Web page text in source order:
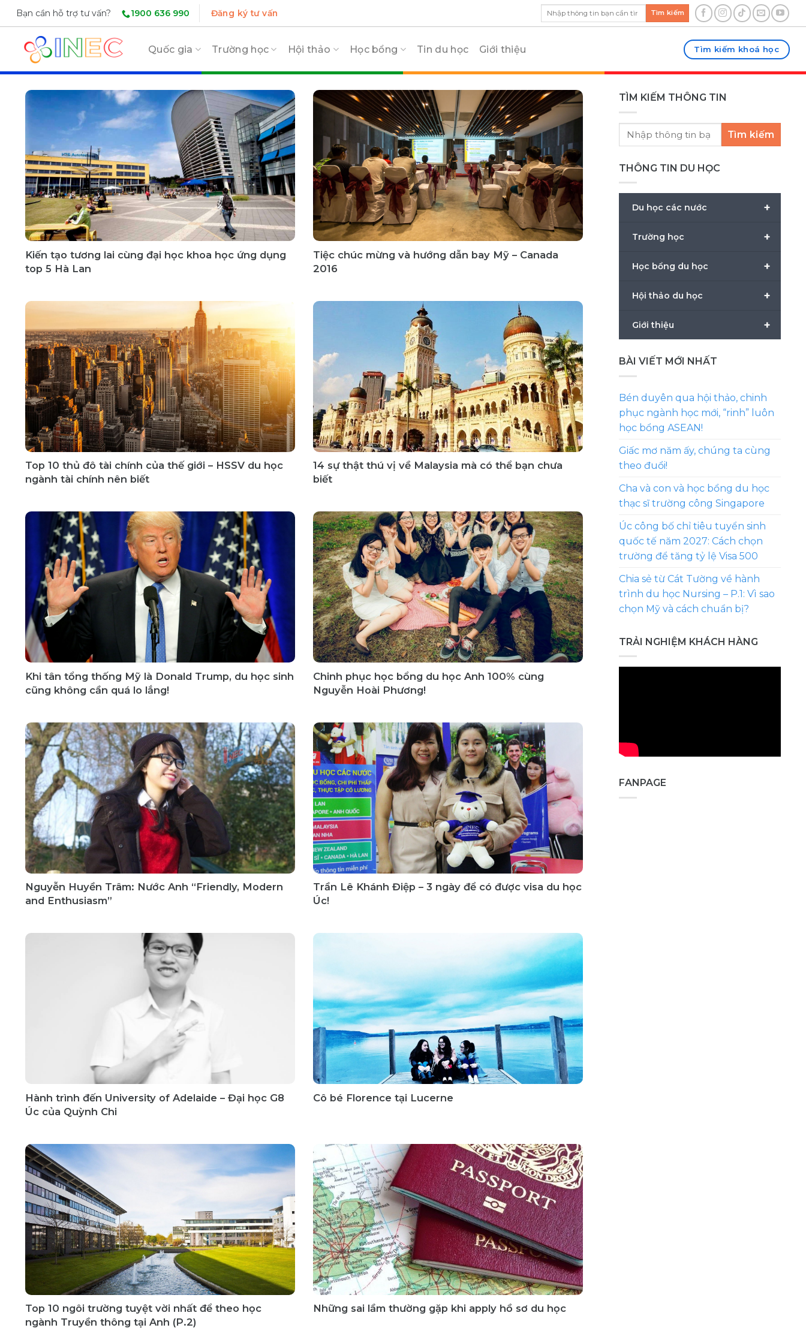
Skip
content
Bạn cần hỗ trợ tư vấn? 1900 636 990 Đăng ký tư vấn Tìm kiếm
Quốc gia Trường học Hội thảo Học bổng Tin du học Giới thiệu Tìm kiếm khoá học
Kiến tạo tương lai cùng đại học khoa học ứng dụng
top 5 Hà Lan
Tiệc chúc mừng và hướng dẫn bay Mỹ – Canada
2016
Top 10 thủ đô tài chính của thế giới – HSSV du học
ngành tài chính nên biết
14 sự thật thú vị về Malaysia mà có thể bạn chưa
biết
Khi tân tổng thống Mỹ là Donald Trump, du học sinh
cũng không cần quá lo lắng!
Chinh phục học bổng du học Anh 100% cùng
Nguyễn Hoài Phương!
Nguyễn Huyền Trâm: Nước Anh “Friendly, Modern
and Enthusiasm”
Trần Lê Khánh Điệp – 3 ngày để có được visa du học
Úc!
Hành trình đến University of Adelaide – Đại học G8
Úc của Quỳnh Chi
Cô bé Florence tại Lucerne
Top 10 ngôi trường tuyệt vời nhất để theo học
ngành Truyền thông tại Anh (P.2)
Những sai lầm thường gặp khi apply hồ sơ du học
TÌM KIẾM THÔNG TIN
Tìm kiếm
THÔNG TIN DU HỌC
+
Du học các nước
+
Trường học
+
Học bổng du học
+
Hội thảo du học
+
Giới thiệu
BÀI VIẾT MỚI NHẤT
Bén duyên qua hội thảo, chinh
phục ngành học mới, “rinh” luôn
học bổng ASEAN!
Giấc mơ năm ấy, chúng ta cùng
theo đuổi!
Cha và con và học bổng du học
thạc sĩ trường công Singapore
Úc công bố chỉ tiêu tuyển sinh
quốc tế năm 2027: Cách chọn
trường để tăng tỷ lệ Visa 500
Chia sẻ từ Cát Tường về hành
trình du học Nursing – P.1: Vì sao
chọn Mỹ và cách chuẩn bị?
TRẢI NGHIỆM KHÁCH HÀNG
FANPAGE